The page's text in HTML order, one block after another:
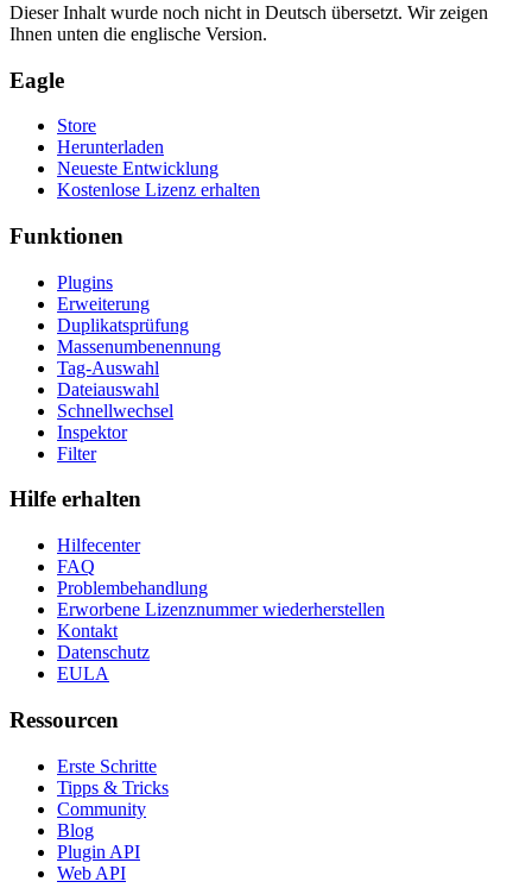
Dieser Inhalt wurde noch nicht in Deutsch übersetzt. Wir zeigen
Ihnen unten die englische Version.
Eagle
Store
Herunterladen
Neueste Entwicklung
Kostenlose Lizenz erhalten
Funktionen
Plugins
Erweiterung
Duplikatsprüfung
Massenumbenennung
Tag-Auswahl
Dateiauswahl
Schnellwechsel
Inspektor
Filter
Hilfe erhalten
Hilfecenter
FAQ
Problembehandlung
Erworbene Lizenznummer wiederherstellen
Kontakt
Datenschutz
EULA
Ressourcen
Erste Schritte
Tipps & Tricks
Community
Blog
Plugin API
Web API